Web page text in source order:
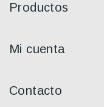
Productos
Mi cuenta
Contacto